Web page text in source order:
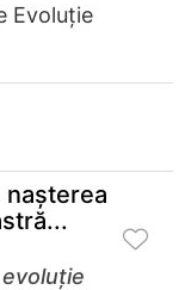
Evoluție
naşterea
evoluție